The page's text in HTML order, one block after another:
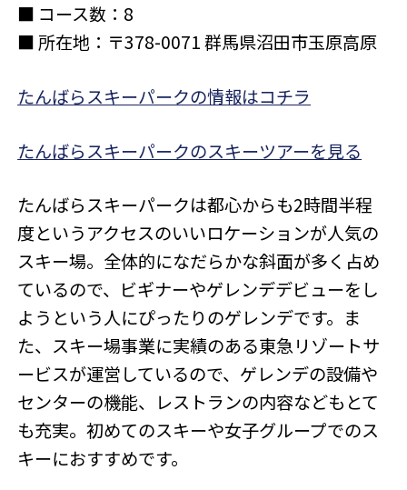
■ コース数：8
■ 所在地：〒378-0071 群馬県沼田市玉原高原
たんばらスキーパークの情報はコチラ
たんばらスキーパークのスキーツアーを見る
たんばらスキーパークは都心からも2時間半程
度というアクセスのいいロケーションが人気の
スキー場。全体的になだらかな斜面が多く占め
ているので、ビギナーやゲレンデデビューをし
ようという人にぴったりのゲレンデです。ま
た、スキー場事業に実績のある東急リゾートサ
ービスが運営しているので、ゲレンデの設備や
センターの機能、レストランの内容などもとて
も充実。初めてのスキーや女子グループでのス
キーにおすすめです。